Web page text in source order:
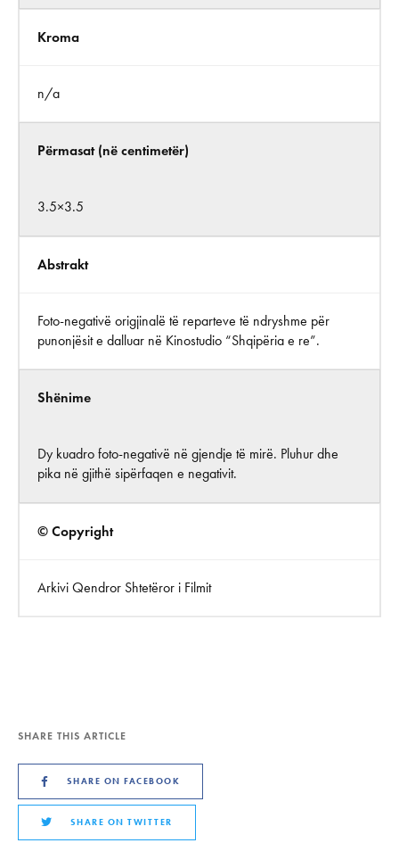
Kroma
n/a
Përmasat (në centimetër)
3.5×3.5
Abstrakt
Foto-negativë origjinalë të reparteve të ndryshme për
punonjësit e dalluar në Kinostudio “Shqipëria e re”.
Shënime
Dy kuadro foto-negativë në gjendje të mirë. Pluhur dhe
pika në gjithë sipërfaqen e negativit.
© Copyright
Arkivi Qendror Shtetëror i Filmit
SHARE THIS ARTICLE
SHARE ON FACEBOOK
SHARE ON TWITTER